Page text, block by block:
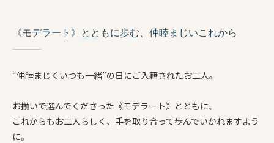
《モデラート》とともに歩む、仲睦まじいこれから
“仲睦まじくいつも一緒”の日にご入籍されたお二人。
お揃いで選んでくださった《モデラート》とともに、
これからもお二人らしく、手を取り合って歩んでいかれますよう
に。